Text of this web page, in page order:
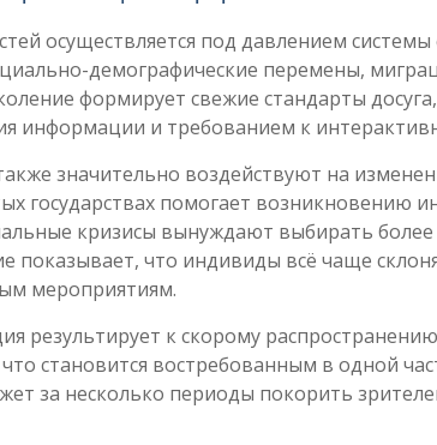
осуществляется под давлением
демографические перемены,
формирует свежие стандарты
информации и требованием к
значительно воздействуют на
государствах помогает возникновению
кризисы вынуждают выбирать
показывает, что индивиды всё чаще
мероприятиям.
результирует к скорому
становится востребованным в одной
за несколько периоды покорить